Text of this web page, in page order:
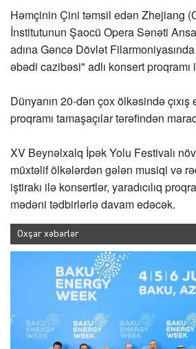
Həmçinin Çini təmsil edən Zhejiang
İnstitutunun Şaocü Opera Sənəti
adına Gəncə Dövlət Filarmoniyasında
əbədi cazibəsi" adlı konsert proqramı
Dünyanın 20-dən çox ölkəsində
proqramı tamaşaçılar tərəfindən
XV Beynəlxalq İpək Yolu Festivalı
müxtəlif ölkələrdən gələn musiqi və
iştirakı ilə konsertlər, yaradıcılıq
mədəni tədbirlərlə davam edəcək.
Oxşar xəbərlər